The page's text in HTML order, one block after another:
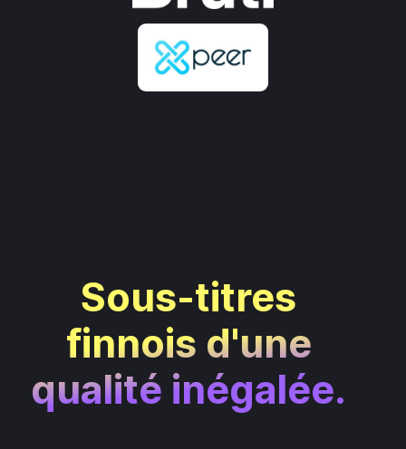
Sous-titres
finnois d'une
qualité inégalée.